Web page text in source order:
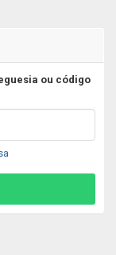
ou código